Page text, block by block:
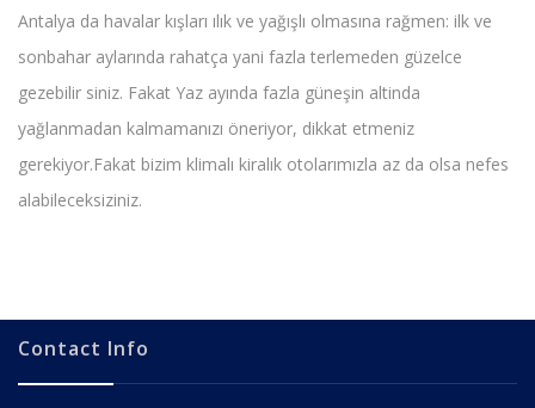
Antalya da havalar kışları ılık ve yağışlı olmasına rağmen: ilk ve
sonbahar aylarında rahatça yani fazla terlemeden güzelce
gezebilir siniz. Fakat Yaz ayında fazla güneşin altinda
yağlanmadan kalmamanızı öneriyor, dikkat etmeniz
gerekiyor.Fakat bizim klimalı kiralık otolarımızla az da olsa nefes
alabileceksiziniz.
Contact Info